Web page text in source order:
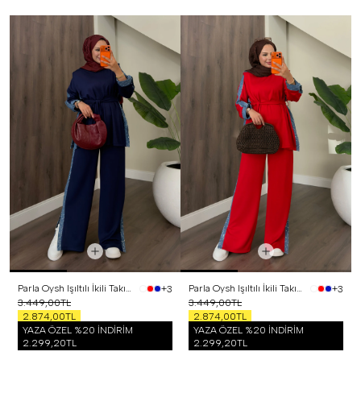
Parla Oysh Işıltılı İkili Takım Lacivert
+3
3.449,00TL
2.874,00TL
YAZA ÖZEL %20 İNDİRİM
2.299,20TL
Parla Oysh Işıltılı İkili Takım Kırmızı
+3
3.449,00TL
2.874,00TL
YAZA ÖZEL %20 İNDİRİM
2.299,20TL